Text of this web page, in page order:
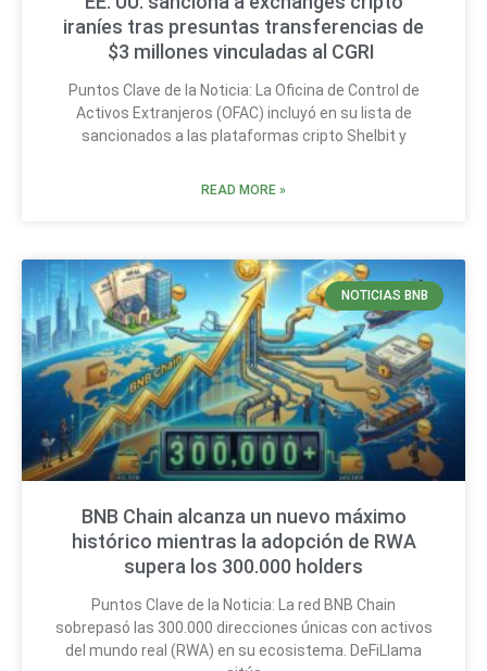
iraníes tras presuntas transferencias de
$3 millones vinculadas al CGRI
Puntos Clave de la Noticia: La Oficina de Control de
Activos Extranjeros (OFAC) incluyó en su lista de
sancionados a las plataformas cripto Shelbit y
READ MORE »
NOTICIAS BNB
BNB Chain alcanza un nuevo máximo
histórico mientras la adopción de RWA
supera los 300.000 holders
Puntos Clave de la Noticia: La red BNB Chain
sobrepasó las 300.000 direcciones únicas con activos
del mundo real (RWA) en su ecosistema. DeFiLlama